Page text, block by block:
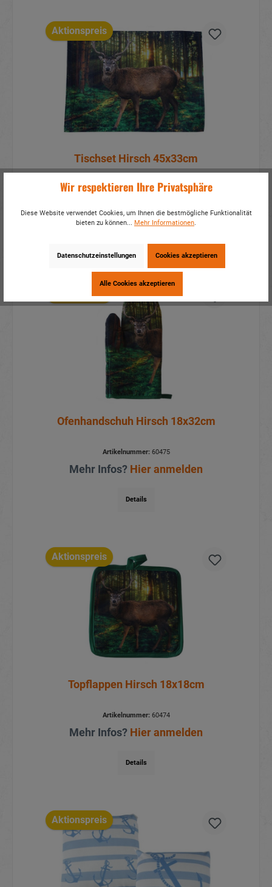
Aktionspreis
Tischset Hirsch 45x33cm
Artikelnummer:60476
Aktionspreis
Ofenhandschuh Hirsch 18x32cm
Artikelnummer:60475
Mehr Infos? Hier anmelden
Details
Aktionspreis
Topflappen Hirsch 18x18cm
Artikelnummer:60474
Mehr Infos? Hier anmelden
Details
Aktionspreis
Wir respektieren Ihre Privatsphäre
Diese Website verwendet Cookies, um Ihnen die bestmögliche Funktionalität
bieten zu können... Mehr Informationen.
Datenschutzeinstellungen Cookies akzeptieren
Alle Cookies akzeptieren